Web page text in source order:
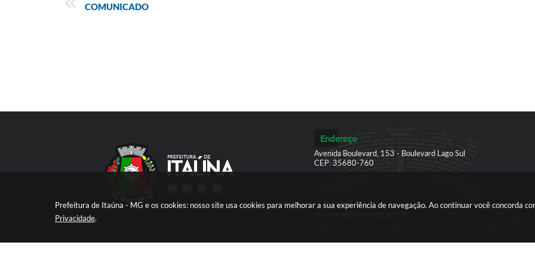
Prefeitura de Itaúna - MG e os cookies: nosso site usa cookies para melhorar a sua experiência de navegação. Ao continuar você concorda
Privacidade.
COMUNICADO
Endereço
Avenida Boulevard, 153 - Boulevard Lago Sul
CEP: 35680-760
(37) 3249-9500